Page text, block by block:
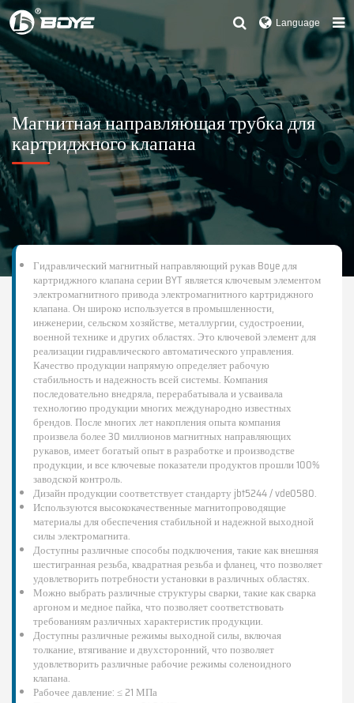
Language
Магнитная направляющая трубка для
картриджного клапана
Гидравлический магнитный направляющий рукав Boye для
картриджного клапана серии BYT является ключевым элементом
электромагнитного привода электромагнитного картриджного
клапана. Он широко используется в промышленности,
инженерии, сельском хозяйстве, металлургии, судостроении,
военной технике и других областях. Это ключевой элемент для
реализации гидравлического автоматического управления.
Качество продукции напрямую определяет рабочую
стабильность и надежность всей системы. Компания
последовательно внедряла, перерабатывала и усваивала
технологию продукции многих международно известных
брендов. После многих лет накопления опыта компания
произвела более 30 миллионов магнитных направляющих
рукавов, имеет богатый опыт в разработке и производстве
продукции, и все ключевые показатели продуктов прошли 100%
заводской контроль.
Дизайн продукции соответствует стандарту jbt5244 / vde0580.
Используются высококачественные магнитопроводящие
материалы для обеспечения стабильной и надежной выходной
силы электромагнита.
Доступны различные способы подключения, такие как внешняя
шестигранная резьба, квадратная резьба и фланец, что позволяет
удовлетворить потребности установки в различных областях.
Можно выбрать различные структуры сварки, такие как сварка
аргоном и медное пайка, что позволяет соответствовать
требованиям различных характеристик продукции.
Доступны различные режимы выходной силы, включая
толкание, втягивание и двухсторонний, что позволяет
удовлетворить различные рабочие режимы соленоидного
клапана.
Рабочее давление: ≤ 21 МПа